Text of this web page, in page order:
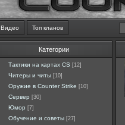
Видео Топ кланов
Категории
Тактики на картах CS [12]
Читеры и читы [10]
Оружие в Counter Strike [10]
Сервер [30]
Юмор [7]
Обучение и советы [27]